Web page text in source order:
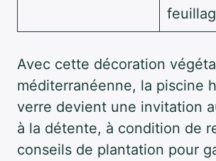
Avec cette décoration
méditerranéenne, la piscine
verre devient une invitation
à la détente, à condition de
conseils de plantation pour